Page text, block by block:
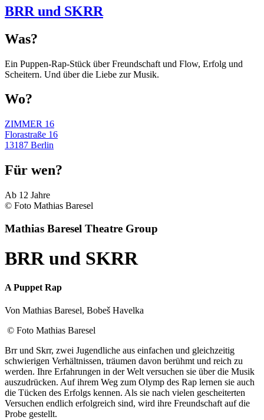
BRR und SKRR
Was?
Ein Puppen-Rap-Stück über Freundschaft und Flow, Erfolg und
Scheitern. Und über die Liebe zur Musik.
Wo?
ZIMMER 16
Florastraße 16
13187 Berlin
Für wen?
Ab 12 Jahre
© Foto Mathias Baresel
Mathias Baresel Theatre Group
BRR und SKRR
A Puppet Rap
Von Mathias Baresel, Bobeš Havelka
© Foto Mathias Baresel
Brr und Skrr, zwei Jugendliche aus einfachen und gleichzeitig
schwierigen Verhältnissen, träumen davon berühmt und reich zu
werden. Ihre Erfahrungen in der Welt versuchen sie über die Musik
auszudrücken. Auf ihrem Weg zum Olymp des Rap lernen sie auch
die Tücken des Erfolgs kennen. Als sie nach vielen gescheiterten
Versuchen endlich erfolgreich sind, wird ihre Freundschaft auf die
Probe gestellt.